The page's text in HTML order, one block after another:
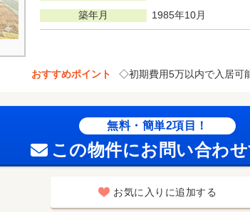
築年月 1985年10月
おすすめポイント ◇初期費用5万以内で入居可
無料・簡単2項目！
この物件にお問い合わ
お気に入りに追加する